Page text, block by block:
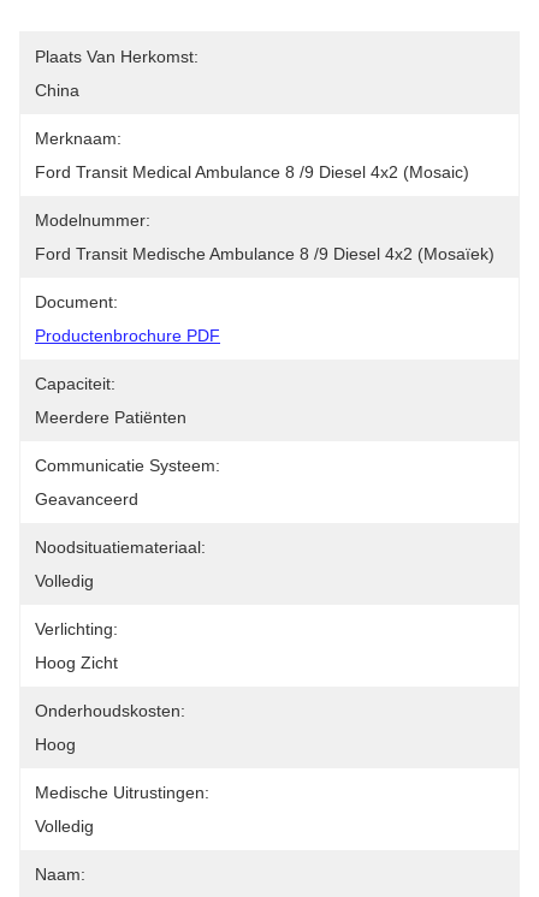
Plaats Van Herkomst:
China
Merknaam:
Ford Transit Medical Ambulance 8 /9 Diesel 4x2 (mosaic)
Modelnummer:
Ford Transit Medische Ambulance 8 /9 Diesel 4x2 (mosaïek)
Document:
Productenbrochure PDF
Capaciteit:
Meerdere Patiënten
Communicatie Systeem:
Geavanceerd
Noodsituatiemateriaal:
Volledig
Verlichting:
Hoog Zicht
Onderhoudskosten:
Hoog
Medische Uitrustingen:
Volledig
Naam: